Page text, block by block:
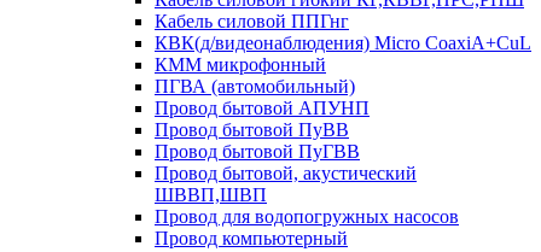
Кабель силовой ППГнг
КВК(д/видеонаблюдения) Micro CoaxiA+CuL
КММ микрофонный
ПГВА (автомобильный)
Провод бытовой АПУНП
Провод бытовой ПуВВ
Провод бытовой ПуГВВ
Провод бытовой, акустический
ШВВП,ШВП
Провод для водопогружных насосов
Провод компьютерный